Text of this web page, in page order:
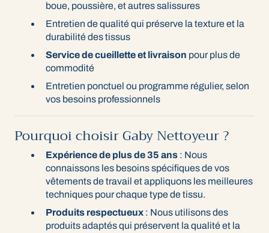
boue, poussière, et autres salissures
Entretien de qualité qui préserve la texture et la
durabilité des tissus
Service de cueillette et livraison pour plus de
commodité
Entretien ponctuel ou programme régulier, selon
vos besoins professionnels
Pourquoi choisir Gaby Nettoyeur ?
Expérience de plus de 35 ans : Nous
connaissons les besoins spécifiques de vos
vêtements de travail et appliquons les meilleures
techniques pour chaque type de tissu.
Produits respectueux : Nous utilisons des
produits adaptés qui préservent la qualité et la